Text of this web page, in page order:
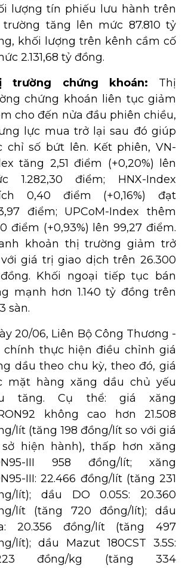
lượng tín phiếu lưu hành trên
tăng lên mức 87.810 tỷ
khối lượng trên kênh cầm cố
2.131,68 tỷ đồng.
trường chứng khoán: Thị
chứng khoán liên tục giảm
cho đến nửa đầu phiên chiều,
lực mua trở lại sau đó giúp
chỉ số bứt lên. Kết phiên, VN-
tăng 2,51 điểm (+0,20%) lên
1.282,30 điểm; HNX-Index
0,40 điểm (+0,16%) đạt
điểm; UPCoM-Index thêm
điểm (+0,93%) lên 99,27 điểm.
khoản thị trường giảm trở
với giá trị giao dịch trên 26.300
Khối ngoại tiếp tục bán
mạnh hơn 1.140 tỷ đồng trên
sàn.
20/06, Liên Bộ Công Thương -
chính thực hiện điều chỉnh giá
dầu theo chu kỳ, theo đó, giá
mặt hàng xăng dầu chủ yếu
tăng. Cụ thể: giá xăng
không cao hơn 21.508
lít (tăng 198 đồng/lít so với giá
hiện hành), thấp hơn xăng
III 958 đồng/lít; xăng
III: 22.466 đồng/lít (tăng 231
lít); dầu DO 0.05S: 20.360
lít (tăng 720 đồng/lít); dầu
20.356 đồng/lít (tăng 497
lít); dầu Mazut 180CST 3.5S:
đồng/kg (tăng 334